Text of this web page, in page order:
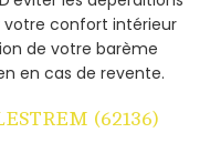
votre confort intérieur
de votre barème
en cas de revente.
(62136)